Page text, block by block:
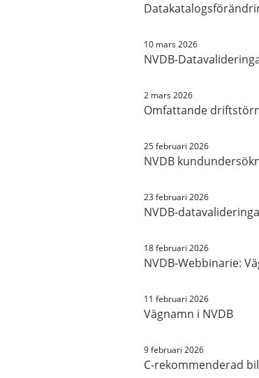
10 mars 2026
NVDB-
2 mars 2026
Omfattande
25 februari 2026
NVDB
23 februari 2026
NVDB-
18 februari 2026
NVDB-Webbinarie:
11 februari 2026
Vägnamn i NVDB
9 februari 2026
C-rekommenderad